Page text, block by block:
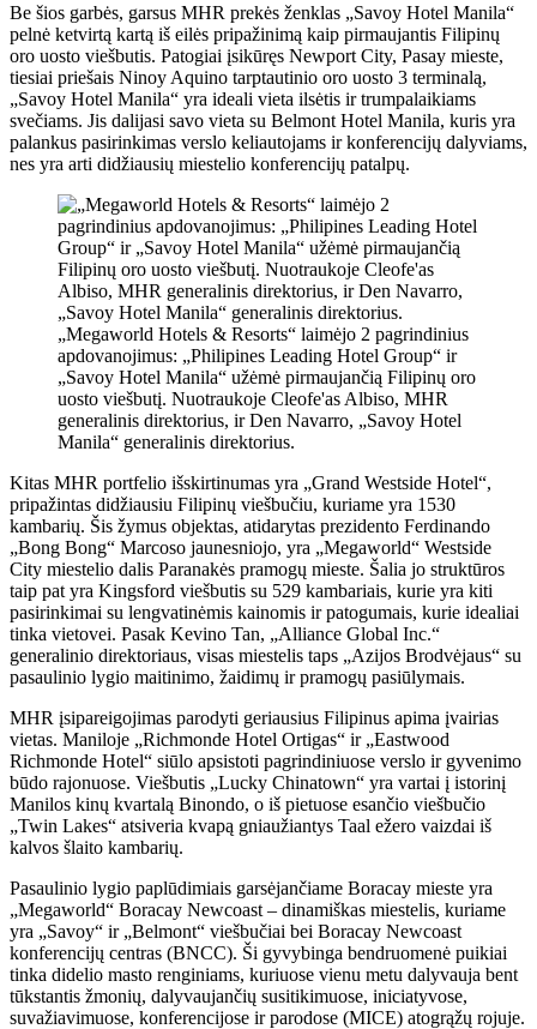
Be šios garbės, garsus MHR prekės ženklas „Savoy Hotel Manila“
pelnė ketvirtą kartą iš eilės pripažinimą kaip pirmaujantis Filipinų
oro uosto viešbutis. Patogiai įsikūręs Newport City, Pasay mieste,
tiesiai priešais Ninoy Aquino tarptautinio oro uosto 3 terminalą,
„Savoy Hotel Manila“ yra ideali vieta ilsėtis ir trumpalaikiams
svečiams. Jis dalijasi savo vieta su Belmont Hotel Manila, kuris yra
palankus pasirinkimas verslo keliautojams ir konferencijų dalyviams,
nes yra arti didžiausių miestelio konferencijų patalpų.
„Megaworld Hotels & Resorts“ laimėjo 2 pagrindinius
apdovanojimus: „Philipines Leading Hotel Group“ ir
„Savoy Hotel Manila“ užėmė pirmaujančią Filipinų oro
uosto viešbutį. Nuotraukoje Cleofe'as Albiso, MHR
generalinis direktorius, ir Den Navarro, „Savoy Hotel
Manila“ generalinis direktorius.
Kitas MHR portfelio išskirtinumas yra „Grand Westside Hotel“,
pripažintas didžiausiu Filipinų viešbučiu, kuriame yra 1530
kambarių. Šis žymus objektas, atidarytas prezidento Ferdinando
„Bong Bong“ Marcoso jaunesniojo, yra „Megaworld“ Westside
City miestelio dalis Paranakės pramogų mieste. Šalia jo struktūros
taip pat yra Kingsford viešbutis su 529 kambariais, kurie yra kiti
pasirinkimai su lengvatinėmis kainomis ir patogumais, kurie idealiai
tinka vietovei. Pasak Kevino Tan, „Alliance Global Inc.“
generalinio direktoriaus, visas miestelis taps „Azijos Brodvėjaus“ su
pasaulinio lygio maitinimo, žaidimų ir pramogų pasiūlymais.
MHR įsipareigojimas parodyti geriausius Filipinus apima įvairias
vietas. Maniloje „Richmonde Hotel Ortigas“ ir „Eastwood
Richmonde Hotel“ siūlo apsistoti pagrindiniuose verslo ir gyvenimo
būdo rajonuose. Viešbutis „Lucky Chinatown“ yra vartai į istorinį
Manilos kinų kvartalą Binondo, o iš pietuose esančio viešbučio
„Twin Lakes“ atsiveria kvapą gniaužiantys Taal ežero vaizdai iš
kalvos šlaito kambarių.
Pasaulinio lygio paplūdimiais garsėjančiame Boracay mieste yra
„Megaworld“ Boracay Newcoast – dinamiškas miestelis, kuriame
yra „Savoy“ ir „Belmont“ viešbučiai bei Boracay Newcoast
konferencijų centras (BNCC). Ši gyvybinga bendruomenė puikiai
tinka didelio masto renginiams, kuriuose vienu metu dalyvauja bent
tūkstantis žmonių, dalyvaujančių susitikimuose, iniciatyvose,
suvažiavimuose, konferencijose ir parodose (MICE) atogrąžų rojuje.